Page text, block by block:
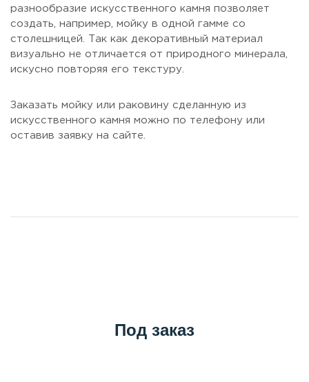
разнообразие искусственного камня позволяет
создать, например, мойку в одной гамме со
столешницей. Так как декоративный материал
визуально не отличается от природного минерала,
искусно повторяя его текстуру.
Заказать мойку или раковину сделанную из
искусственного камня можно по телефону или
оставив заявку на сайте.
Под заказ